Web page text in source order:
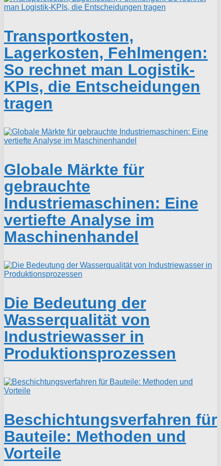
Transportkosten,
Lagerkosten, Fehlmengen:
So rechnet man Logistik-
KPIs, die Entscheidungen
tragen
Globale Märkte für
gebrauchte
Industriemaschinen: Eine
vertiefte Analyse im
Maschinenhandel
Die Bedeutung der
Wasserqualität von
Industriewasser in
Produktionsprozessen
Beschichtungsverfahren für
Bauteile: Methoden und
Vorteile